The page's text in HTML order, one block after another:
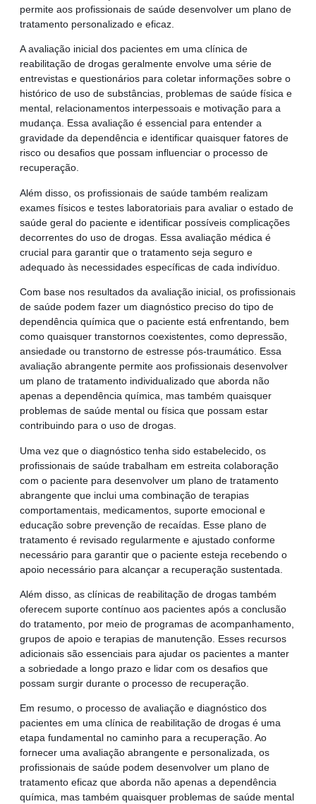
permite aos profissionais de saúde desenvolver um plano de
tratamento personalizado e eficaz.
A avaliação inicial dos pacientes em uma clínica de
reabilitação de drogas geralmente envolve uma série de
entrevistas e questionários para coletar informações sobre o
histórico de uso de substâncias, problemas de saúde física e
mental, relacionamentos interpessoais e motivação para a
mudança. Essa avaliação é essencial para entender a
gravidade da dependência e identificar quaisquer fatores de
risco ou desafios que possam influenciar o processo de
recuperação.
Além disso, os profissionais de saúde também realizam
exames físicos e testes laboratoriais para avaliar o estado de
saúde geral do paciente e identificar possíveis complicações
decorrentes do uso de drogas. Essa avaliação médica é
crucial para garantir que o tratamento seja seguro e
adequado às necessidades específicas de cada indivíduo.
Com base nos resultados da avaliação inicial, os profissionais
de saúde podem fazer um diagnóstico preciso do tipo de
dependência química que o paciente está enfrentando, bem
como quaisquer transtornos coexistentes, como depressão,
ansiedade ou transtorno de estresse pós-traumático. Essa
avaliação abrangente permite aos profissionais desenvolver
um plano de tratamento individualizado que aborda não
apenas a dependência química, mas também quaisquer
problemas de saúde mental ou física que possam estar
contribuindo para o uso de drogas.
Uma vez que o diagnóstico tenha sido estabelecido, os
profissionais de saúde trabalham em estreita colaboração
com o paciente para desenvolver um plano de tratamento
abrangente que inclui uma combinação de terapias
comportamentais, medicamentos, suporte emocional e
educação sobre prevenção de recaídas. Esse plano de
tratamento é revisado regularmente e ajustado conforme
necessário para garantir que o paciente esteja recebendo o
apoio necessário para alcançar a recuperação sustentada.
Além disso, as clínicas de reabilitação de drogas também
oferecem suporte contínuo aos pacientes após a conclusão
do tratamento, por meio de programas de acompanhamento,
grupos de apoio e terapias de manutenção. Esses recursos
adicionais são essenciais para ajudar os pacientes a manter
a sobriedade a longo prazo e lidar com os desafios que
possam surgir durante o processo de recuperação.
Em resumo, o processo de avaliação e diagnóstico dos
pacientes em uma clínica de reabilitação de drogas é uma
etapa fundamental no caminho para a recuperação. Ao
fornecer uma avaliação abrangente e personalizada, os
profissionais de saúde podem desenvolver um plano de
tratamento eficaz que aborda não apenas a dependência
química, mas também quaisquer problemas de saúde mental